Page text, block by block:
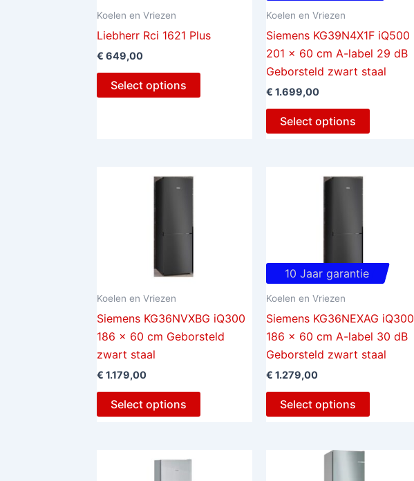
Koelen en Vriezen
Liebherr Rci 1621 Plus
€ 649,00
Select options
Koelen en Vriezen
Siemens KG39N4X1F iQ500
201 x 60 cm A-label 29 dB
Geborsteld zwart staal
€ 1.699,00
Select options
Koelen en Vriezen
Siemens KG36NVXBG iQ300
186 x 60 cm Geborsteld
zwart staal
€ 1.179,00
Select options
10 Jaar garantie
Koelen en Vriezen
Siemens KG36NEXAG iQ300
186 x 60 cm A-label 30 dB
Geborsteld zwart staal
€ 1.279,00
Select options